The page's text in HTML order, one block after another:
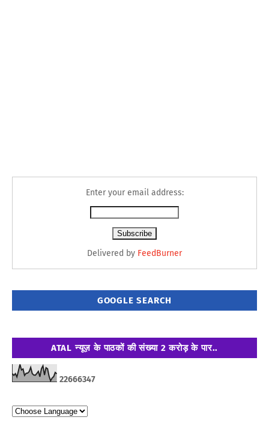
Enter your email address:
Delivered by FeedBurner
GOOGLE SEARCH
ATAL न्यूज़ के पाठकों की संख्या 2 करोड़ के पार..
22666347